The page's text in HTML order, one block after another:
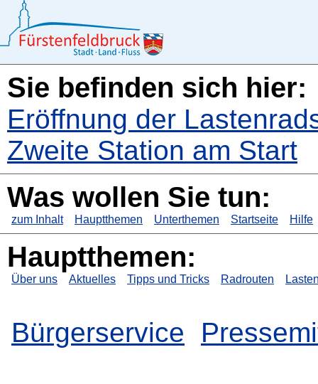
Sie befinden sich hier:
Eröffnung der
Zweite Station am Start
Was wollen Sie tun:
zum Inhalt Hauptthemen Unterthemen Startseite Hilfe
Hauptthemen:
Über uns Aktuelles Tipps und Tricks Radrouten
Bürgerservice